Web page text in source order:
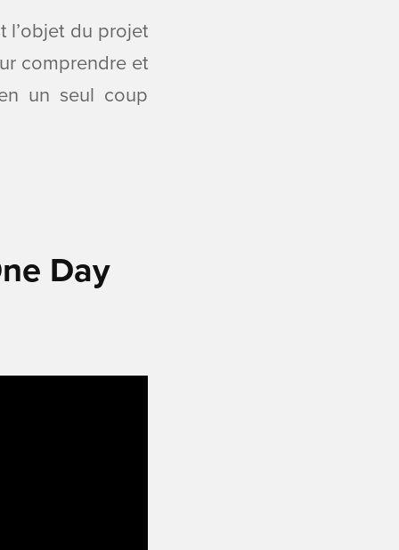
l’objet du projet
comprendre et
un seul coup
Day